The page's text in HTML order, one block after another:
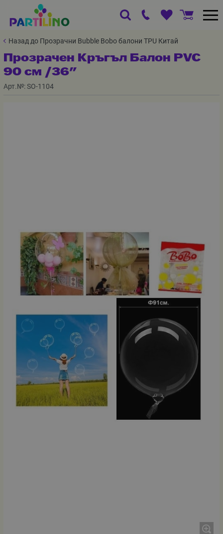
Назад до Прозрачни Bubble Bobo балони TPU Китай
Прозрачен Кръгъл Балон PVC
90 см /36"
Арт.№:SO-1104